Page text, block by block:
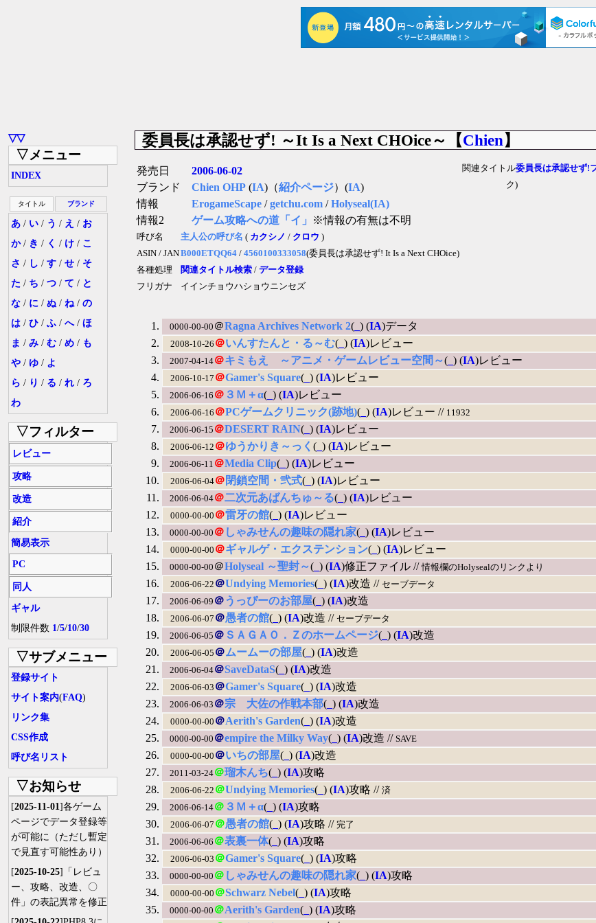
▽▽
▽メニュー
INDEX
タイトル ブランド
あ / い / う / え / お
か/ き / く / け / こ
さ / し / す / せ / そ
た / ち / つ / て / と
な / に / ぬ / ね / の
は / ひ / ふ / へ/ ほ
ま / み / む / め / も
や / ゆ / よ
ら / り / る / れ / ろ
わ
▽フィルター
レビュー
攻略
改造
紹介
簡易表示
PC
同人
ギャル
制限件数 1/5/10/30
▽サブメニュー
登録サイト
サイト案内(FAQ)
リンク集
CSS作成
呼び名リスト
▽お知らせ
[2025-11-01]各ゲーム
ページでデータ登録等
が可能に（ただし暫定
で見直す可能性あり）
[2025-10-25]「レビュ
ー、攻略、改造、〇
件」の表記異常を修正
委員長は承認せず! ～It Is a Next CHOice～【Chien】
発売日
2006-06-02
ブランド
Chien OHP (IA)（紹介ページ）(IA)
情報
ErogameScape /getchu.com /Holyseal(IA)
情報2
ゲーム攻略への道「イ」 ※情報の有無は不明
呼び名 主人公の呼び名 ( カクシノ / クロウ )
ASIN / JANB000ETQQ64 / 4560100333058(委員長は承認せず! It Is a Next CHOice)
各種処理
関連タイトル検索 / データ登録
フリガナ
イインチョウハショウニンセズ
関連タイトル委員長は承認せず!
ク)
0000-00-00 ＠Ragna Archives Network 2(_ ) (IA)データ
2008-10-26 ＠いんすたんと・る～む(_ ) (IA)レビュー
2007-04-14＠キミもえ ～アニメ・ゲームレビュー空間～(_ ) (IA)レビュー
2006-10-17 ＠Gamer's Square(_ ) (IA)レビュー
2006-06-16 ＠ ３Ｍ＋α(_ ) (IA)レビュー
2006-06-16 ＠PCゲームクリニック(跡地)(_ ) (IA)レビュー // 11932
2006-06-15 ＠DESERT RAIN(_ ) (IA)レビュー
2006-06-12 ＠ゆうかりき～っく (_ ) (IA)レビュー
2006-06-11 ＠Media Clip(_ ) (IA)レビュー
2006-06-04＠閉鎖空間・弐式(_ ) (IA)レビュー
2006-06-04＠二次元あばんちゅ～る(_ ) (IA)レビュー
0000-00-00 ＠雷牙の館(_ ) (IA)レビュー
0000-00-00 ＠ しゃみせんの趣味の隠れ家(_ ) (IA)レビュー
0000-00-00 ＠ギャルゲ・エクステンション(_ ) (IA)レビュー
0000-00-00 ＠Holyseal ～聖封～(_ ) (IA)修正ファイル //情報欄のHolysealのリンクより
2006-06-22 ＠Undying Memories(_ ) (IA)改造 // セーブデータ
2006-06-09 ＠うっぴーのお部屋(_ ) (IA)改造
2006-06-07 ＠愚者の館(_ ) (IA)改造 // セーブデータ
2006-06-05 ＠ ＳＡＧＡＯ．Ｚのホームページ(_ ) (IA)改造
2006-06-05 ＠ムームーの部屋(_ ) (IA)改造
2006-06-04＠SaveDataS(_ ) (IA)改造
2006-06-03 ＠Gamer's Square(_ ) (IA)改造
2006-06-03 ＠宗 大佐の作戦本部(_ ) (IA)改造
0000-00-00 ＠Aerith's Garden(_ ) (IA)改造
0000-00-00 ＠empire the Milky Way(_ ) (IA)改造 // SAVE
0000-00-00 ＠いちの部屋(_ ) (IA)改造
2011-03-24＠瑠木んち(_ ) (IA)攻略
2006-06-22 ＠Undying Memories(_ ) (IA)攻略 // 済
2006-06-14＠ ３Ｍ＋α(_ ) (IA)攻略
2006-06-07 ＠愚者の館(_ ) (IA)攻略 // 完了
2006-06-06 ＠表裏一体(_ ) (IA)攻略
2006-06-03 ＠Gamer's Square(_ ) (IA)攻略
0000-00-00 ＠ しゃみせんの趣味の隠れ家(_ ) (IA)攻略
0000-00-00 ＠Schwarz Nebel(_ ) (IA)攻略
0000-00-00 ＠Aerith's Garden(_ ) (IA)攻略